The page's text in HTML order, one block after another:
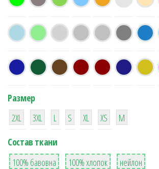
Размер
38
2XL
16
3XL
42
L
42
S
42
XL XS
М
Состав ткани
8
100% бавовна
36
100% хлопок
2
нейлон